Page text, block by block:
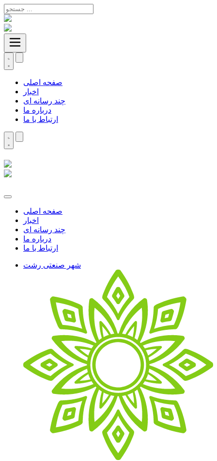
صفحه اصلی
اخبار
چند رسانه ای
درباره ما
ارتباط با ما
صفحه اصلی
اخبار
چند رسانه ای
درباره ما
ارتباط با ما
شهر صنعتی رشت